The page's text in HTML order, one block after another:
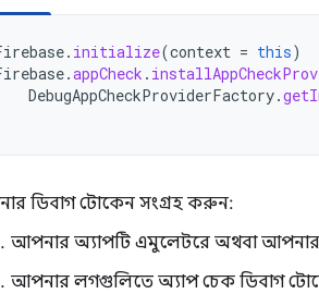
. initialize(context = this)
.appCheck .
DebugAppCheckProviderFactory.
ডিবাগ টোকেন সংগ্রহ করুন:
আপনার অ্যাপটি এমুলেটরে অথবা আপনার
আপনার লগগুলিতে অ্যাপ চেক ডিবাগ